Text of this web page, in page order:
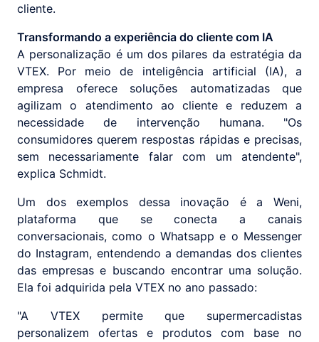
cliente.
Transformando a experiência do cliente com IA
A personalização é um dos pilares da estratégia da
VTEX. Por meio de inteligência artificial (IA), a
empresa oferece soluções automatizadas que
agilizam o atendimento ao cliente e reduzem a
necessidade de intervenção humana. "Os
consumidores querem respostas rápidas e precisas,
sem necessariamente falar com um atendente",
explica Schmidt.
Um dos exemplos dessa inovação é a Weni,
plataforma que se conecta a canais
conversacionais, como o Whatsapp e o Messenger
do Instagram, entendendo a demandas dos clientes
das empresas e buscando encontrar uma solução.
Ela foi adquirida pela VTEX no ano passado:
"A VTEX permite que supermercadistas
personalizem ofertas e produtos com base no